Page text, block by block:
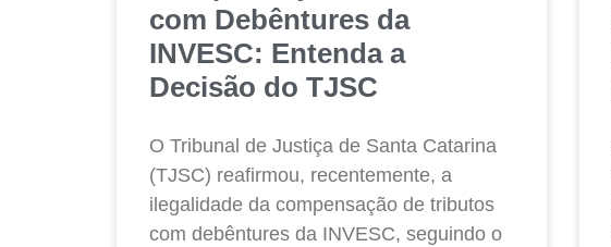
com Debêntures da
INVESC: Entenda a
Decisão do TJSC
O Tribunal de Justiça de Santa Catarina
(TJSC) reafirmou, recentemente, a
ilegalidade da compensação de tributos
com debêntures da INVESC, seguindo o